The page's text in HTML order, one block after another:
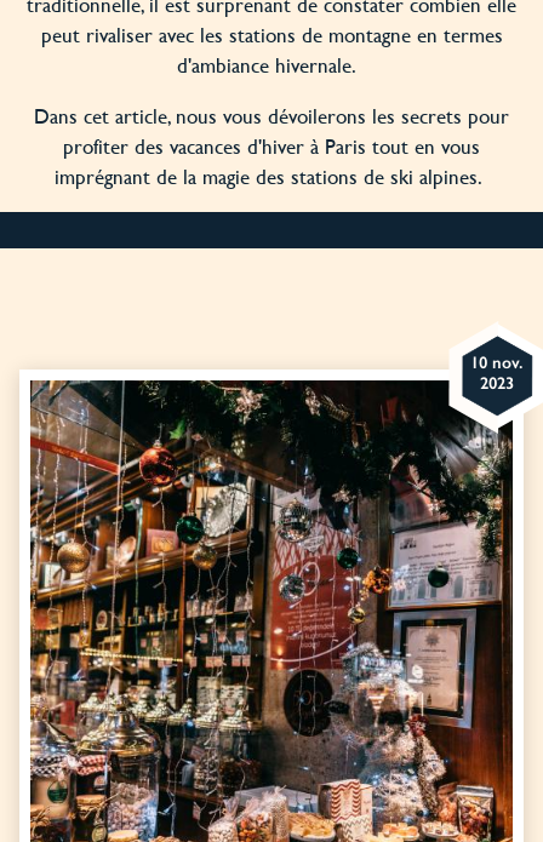
peut rivaliser avec les stations de montagne en termes
d'ambiance hivernale.
Dans cet article, nous vous dévoilerons les secrets pour
profiter des vacances d'hiver à Paris tout en vous
imprégnant de la magie des stations de ski alpines.
10 nov.
2023